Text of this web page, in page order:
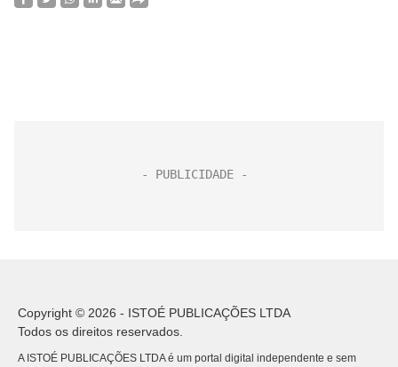
Copyright © 2026 - ISTOÉ PUBLICAÇÕES LTDA
Todos os direitos reservados.
A ISTOÉ PUBLICAÇÕES LTDA é um portal digital independente e sem